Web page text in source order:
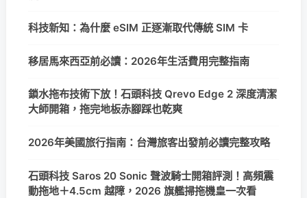
科技新知：為什麼 eSIM 正逐漸取代傳統 SIM 卡
移居馬來西亞前必讀：2026年生活費用完整指南
鎖水拖布技術下放！石頭科技 Qrevo Edge 2 深度清潔
大師開箱，拖完地板赤腳踩也乾爽
2026年美國旅行指南：台灣旅客出發前必讀完整攻略
石頭科技 Saros 20 Sonic 聲波騎士開箱評測！高頻震
動拖地＋4.5cm 越障，2026 旗艦掃拖機皇一次看